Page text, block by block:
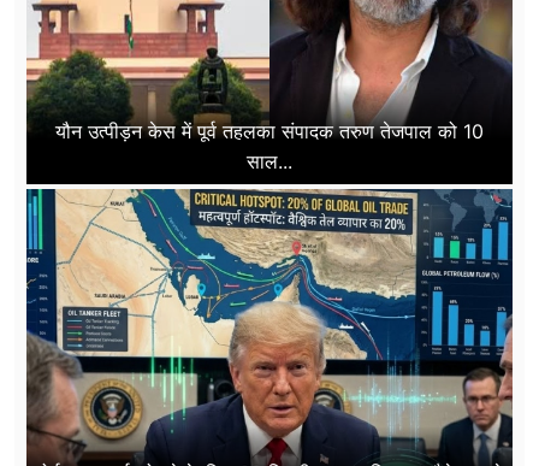
यौन उत्पीड़न केस में पूर्व तहलका संपादक तरुण तेजपाल को 10
साल...